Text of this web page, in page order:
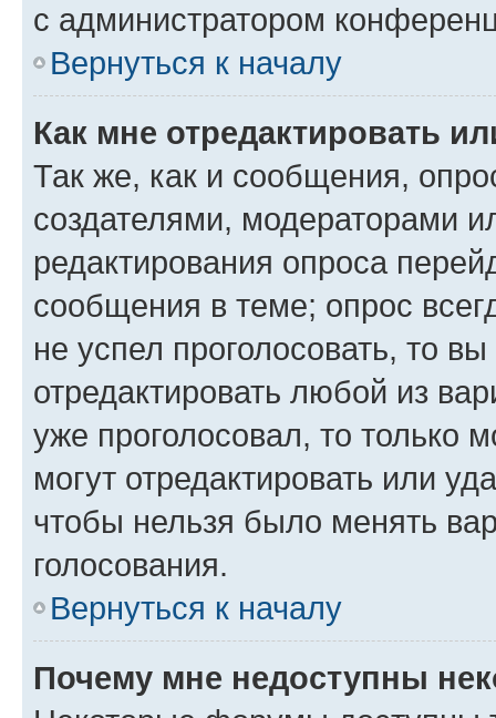
с администратором
Вернуться к началу
Как мне отредактировать
Так же, как и сообщения,
создателями, модераторами
редактирования опроса
сообщения в теме; опрос
не успел проголосовать, то
отредактировать любой из
уже проголосовал, то только
могут отредактировать или
чтобы нельзя было менять
голосования.
Вернуться к началу
Почему мне недоступны